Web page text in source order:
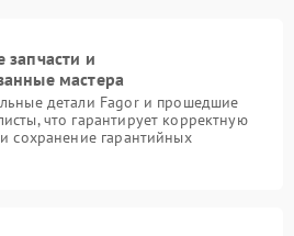
и
мастера
детали Fagor и прошедшие
что гарантирует корректную
сохранение гарантийных